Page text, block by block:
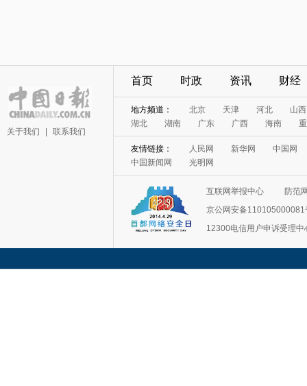
关于我们 联系我们
首页 时政 资讯 财经
地方频道： 北京 天津 河北
山西
湖北
湖南 广东 广西 海南
友情链接： 人民网 新华网
中国网
中国新闻网
光明网
互联网举报中心
防范
京公网安备110105000081
12300电信用户申诉受理中